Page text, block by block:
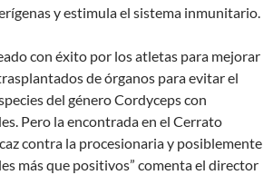
y estimula el sistema inmunitario.
con éxito por los atletas para mejorar
de órganos para evitar el
del género Cordyceps con
Pero la encontrada en el Cerrato
contra la procesionaria y posiblemente
más que positivos” comenta el director